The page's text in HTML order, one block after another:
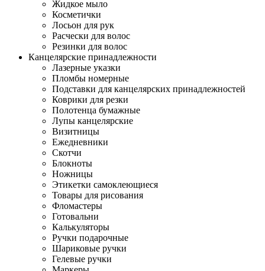
Жидкое мыло
Косметички
Лосьон для рук
Расчески для волос
Резинки для волос
Канцелярские принадлежности
Лазерные указки
Пломбы номерные
Подставки для канцелярских принадлежностей
Коврики для резки
Полотенца бумажные
Лупы канцелярские
Визитницы
Ежедневники
Скотчи
Блокноты
Ножницы
Этикетки самоклеющиеся
Товары для рисования
Фломастеры
Готовальни
Калькуляторы
Ручки подарочные
Шариковые ручки
Гелевые ручки